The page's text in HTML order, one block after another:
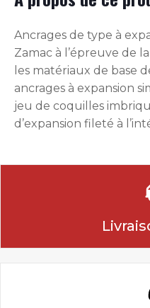
Ancrages de type à
Zamac à l’épreuve de
les matériaux de base
ancrages à expansion
jeu de coquilles
d’expansion fileté à